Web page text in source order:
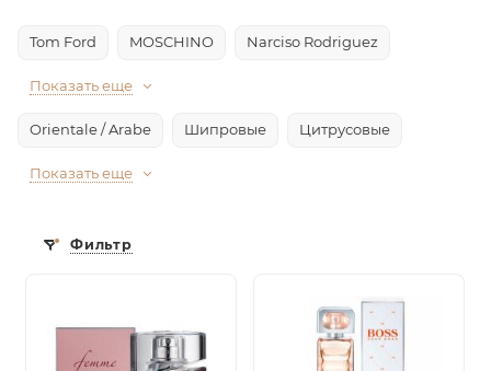
Tom Ford MOSCHINO Narciso Rodriguez
Показать еще
Orientale / Arabe Шипровые Цитрусовые
Показать еще
Фильтр